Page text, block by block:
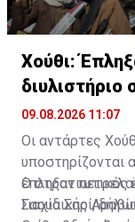
Χούθι:
διυλιστήριο
Θάλασσας
09.08.2026 11:07
Οι αντάρτες
υποστηρίζονται
έπληξαν
Σαουδικής
Ο στρατιωτικός
Γιαχία Σαρί,